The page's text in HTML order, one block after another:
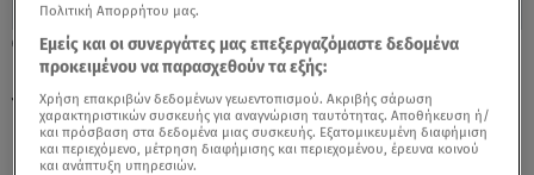
02.11.22, 16:46
Κατερίνα Παπουτσάκη: Το love story κι ο
γάμος με τον Παναγιώτη Πιλαφά
Πολιτική Απορρήτου μας.
Εμείς και οι συνεργάτες μας επεξεργαζόμαστε δεδομένα
προκειμένου να παρασχεθούν τα εξής:
Χρήση επακριβών δεδομένων γεωεντοπισμού. Ακριβής σάρωση
χαρακτηριστικών συσκευής για αναγνώριση ταυτότητας. Αποθήκευση ή/
και πρόσβαση στα δεδομένα μιας συσκευής. Εξατομικευμένη διαφήμιση
και περιεχόμενο, μέτρηση διαφήμισης και περιεχομένου, έρευνα κοινού
και ανάπτυξη υπηρεσιών.